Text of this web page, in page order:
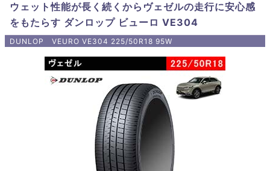
ウェット性能が長く続くからヴェゼルの走行に安心感
をもたらす ダンロップ ビューロ VE304
DUNLOP VEURO VE304 225/50R18 95W